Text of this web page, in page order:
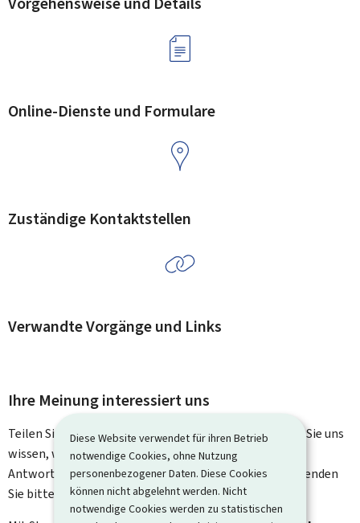
Diese Website verwendet für ihren Betrieb
notwendige Cookies, ohne Nutzung
personenbezogener Daten. Diese Cookies
können nicht abgelehnt werden. Nicht
notwendige Cookies werden zu statistischen
Online-Dienste und Formulare
Zuständige Kontaktstellen
Verwandte Vorgänge und Links
Ihre Meinung interessiert uns
Teilen Sie uns Ihre Meinung zu dieser Seite mit. Lassen Sie uns
wissen, was wir verbessern können. Sie erhalten keine
Antwort auf Ihr Feedback. Für spezifische Fragen verwenden
Sie bitte das Kontaktformular.